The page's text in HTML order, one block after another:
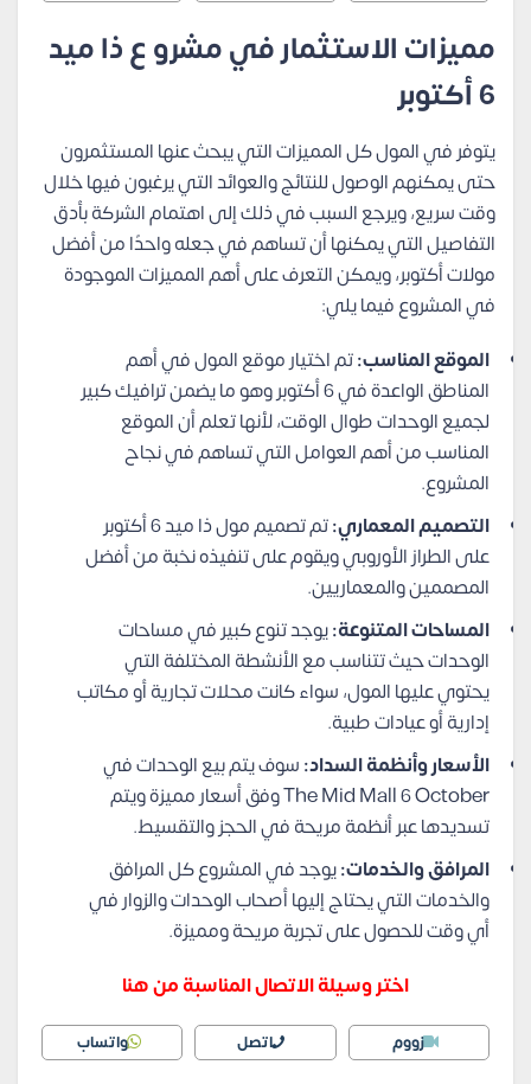
مميزات الاستثمار في مشرو ع ذا ميد
6 أكتوبر
يتوفر في المول كل المميزات التي يبحث عنها المستثمرون
حتى يمكنهم الوصول للنتائج والعوائد التي يرغبون فيها خلال
وقت سريع، ويرجع السبب في ذلك إلى اهتمام الشركة بأدق
التفاصيل التي يمكنها أن تساهم في جعله واحدًا من أفضل
مولات أكتوبر، ويمكن التعرف على أهم المميزات الموجودة
في المشروع فيما يلي:
الموقع المناسب:تم اختيار موقع المول في أهم
المناطق الواعدة في 6 أكتوبر وهو ما يضمن ترافيك كبير
لجميع الوحدات طوال الوقت، لأنها تعلم أن الموقع
المناسب من أهم العوامل التي تساهم في نجاح
المشروع.
التصميم المعماري:
تم تصميم مول ذا ميد 6 أكتوبر
على الطراز الأوروبي ويقوم على تنفيذه نخبة من أفضل
المصممين والمعماريين.
المساحات المتنوعة:يوجد تنوع كبير في مساحات
الوحدات حيث تتناسب مع الأنشطة المختلفة التي
يحتوي عليها المول، سواء كانت محلات تجارية أو مكاتب
إدارية أو عيادات طبية.
الأسعار وأنظمة السداد:سوف يتم بيع الوحدات في
The Mid Mall 6 October وفق أسعار مميزة ويتم
تسديدها عبر أنظمة مريحة في الحجز والتقسيط.
المرافق والخدمات:يوجد في المشروع كل المرافق
والخدمات التي يحتاج إليها أصحاب الوحدات والزوار في
أي وقت للحصول على تجربة مريحة ومميزة.
اختر وسيلة الاتصال المناسبة من هنا
زووم اتصل واتساب